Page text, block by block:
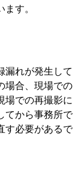
す。
漏れが発生して
場合、現場での
場での再撮影に
てから事務所で
す必要があるで